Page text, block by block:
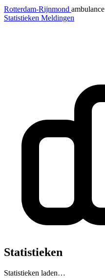
Rotterdam-Rijnmond ambulance
Statistieken Meldingen
Statistieken
Statistieken laden…